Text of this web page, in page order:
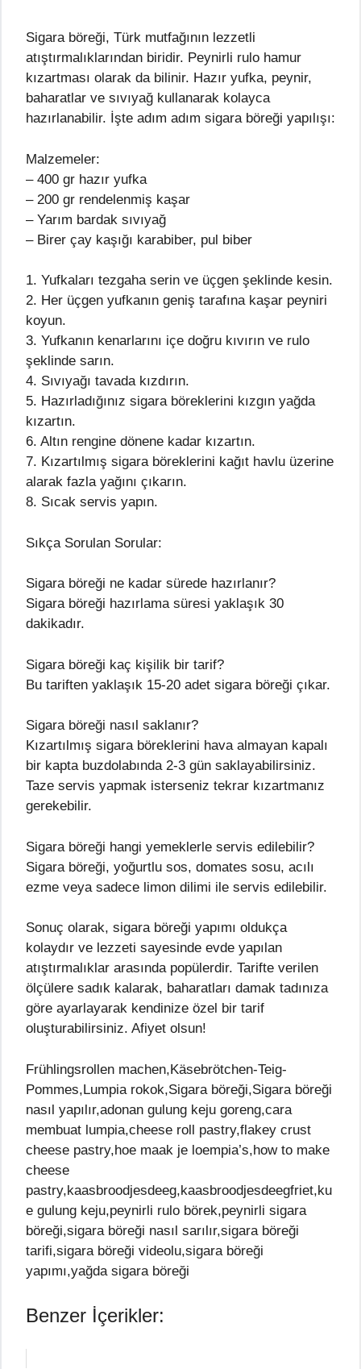
Sigara böreği, Türk mutfağının lezzetli
atıştırmalıklarından biridir. Peynirli rulo hamur
kızartması olarak da bilinir. Hazır yufka, peynir,
baharatlar ve sıvıyağ kullanarak kolayca
hazırlanabilir. İşte adım adım sigara böreği yapılışı:
Malzemeler:
– 400 gr hazır yufka
– 200 gr rendelenmiş kaşar
– Yarım bardak sıvıyağ
– Birer çay kaşığı karabiber, pul biber
1. Yufkaları tezgaha serin ve üçgen şeklinde kesin.
2. Her üçgen yufkanın geniş tarafına kaşar peyniri
koyun.
3. Yufkanın kenarlarını içe doğru kıvırın ve rulo
şeklinde sarın.
4. Sıvıyağı tavada kızdırın.
5. Hazırladığınız sigara böreklerini kızgın yağda
kızartın.
6. Altın rengine dönene kadar kızartın.
7. Kızartılmış sigara böreklerini kağıt havlu üzerine
alarak fazla yağını çıkarın.
8. Sıcak servis yapın.
Sıkça Sorulan Sorular:
Sigara böreği ne kadar sürede hazırlanır?
Sigara böreği hazırlama süresi yaklaşık 30
dakikadır.
Sigara böreği kaç kişilik bir tarif?
Bu tariften yaklaşık 15-20 adet sigara böreği çıkar.
Sigara böreği nasıl saklanır?
Kızartılmış sigara böreklerini hava almayan kapalı
bir kapta buzdolabında 2-3 gün saklayabilirsiniz.
Taze servis yapmak isterseniz tekrar kızartmanız
gerekebilir.
Sigara böreği hangi yemeklerle servis edilebilir?
Sigara böreği, yoğurtlu sos, domates sosu, acılı
ezme veya sadece limon dilimi ile servis edilebilir.
Sonuç olarak, sigara böreği yapımı oldukça
kolaydır ve lezzeti sayesinde evde yapılan
atıştırmalıklar arasında popülerdir. Tarifte verilen
ölçülere sadık kalarak, baharatları damak tadınıza
göre ayarlayarak kendinize özel bir tarif
oluşturabilirsiniz. Afiyet olsun!
Frühlingsrollen machen,Käsebrötchen-Teig-
Pommes,Lumpia rokok,Sigara böreği,Sigara böreği
nasıl yapılır,adonan gulung keju goreng,cara
membuat lumpia,cheese roll pastry,flakey crust
cheese pastry,hoe maak je loempia’s,how to make
cheese
pastry,kaasbroodjesdeeg,kaasbroodjesdeegfriet,ku
e gulung keju,peynirli rulo börek,peynirli sigara
böreği,sigara böreği nasıl sarılır,sigara böreği
tarifi,sigara böreği videolu,sigara böreği
yapımı,yağda sigara böreği
Benzer İçerikler: